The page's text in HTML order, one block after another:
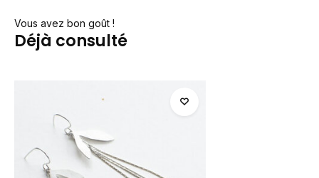
Vous avez bon goût !
Déjà consulté